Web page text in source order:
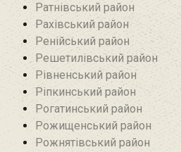
Ратнівський район
Рахівський район
Ренійський район
Решетилівський район
Рівненський район
Ріпкинський район
Рогатинський район
Рожищенський район
Рожнятівський район